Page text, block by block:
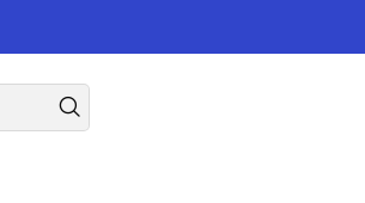
¡TRABAJAMOS
Lamina Samsung